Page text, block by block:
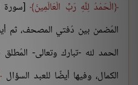
الْحَمْدُ لِلَّهِ رَبِّ الْعَالَمِينَ
المُضمن بين دُفتي المصحف، ثم
الحمد لله -تبارك وتعالى-
الكمال، وفيها أيضًا للعبد السؤال